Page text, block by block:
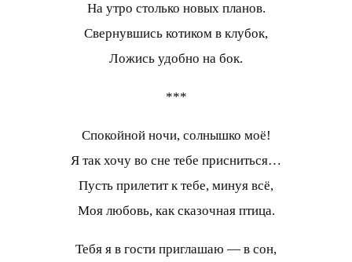
На утро столько новых планов.
Свернувшись котиком в клубок,
Ложись удобно на бок.
***
Спокойной ночи, солнышко моё!
Я так хочу во сне тебе присниться…
Пусть прилетит к тебе, минуя всё,
Моя любовь, как сказочная птица.
Тебя я в гости приглашаю — в сон,